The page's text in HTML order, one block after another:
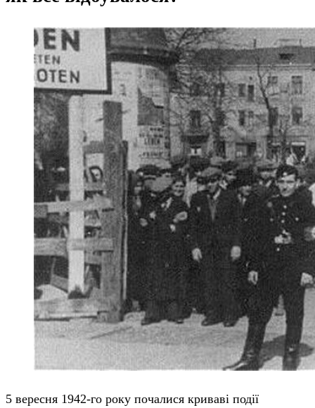
5 вересня 1942-го року почалися криваві події